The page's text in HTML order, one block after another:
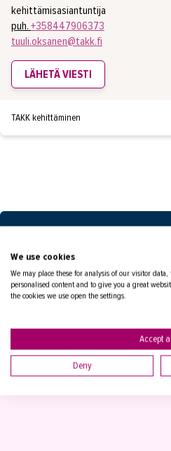
AJANKOHTAISTA
YHTEYSTIEDOT
kehittämisasiantuntija
puh. +358447906373
tuuli.oksanen@takk.fi
LÄHETÄ VIESTI
TAKK kehittäminen
MIKÄ
SINULLE?
Tutustu koulutusmuotoihin
LUE
We use cookies
We may place these for analysis of our visitor
personalised content and to give you a great
the cookies we use open the settings.
Accept
Deny